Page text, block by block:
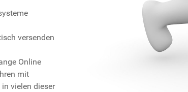
versenden
Online
mit
vielen dieser